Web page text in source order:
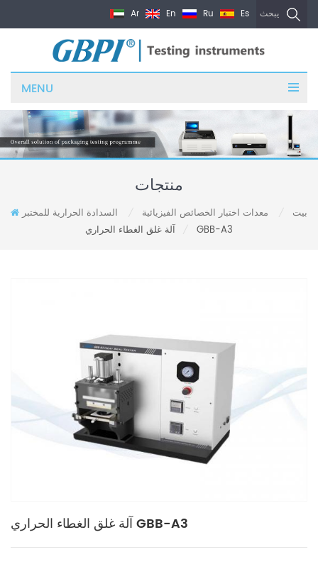
يبحث Ar En Ru Es
MENU
منتجات
بيت معدات اختبار الخصائص الفيزيائية السدادة الحرارية للمختبر
آلة غلق الغطاء الحراري GBB-A3
آلة غلق الغطاء الحراري GBB-A3